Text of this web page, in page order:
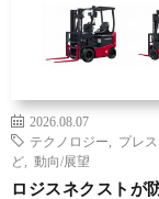
2026.08.07
テクノロジー
プレ
ど
動向/展望
ロジスネクストが